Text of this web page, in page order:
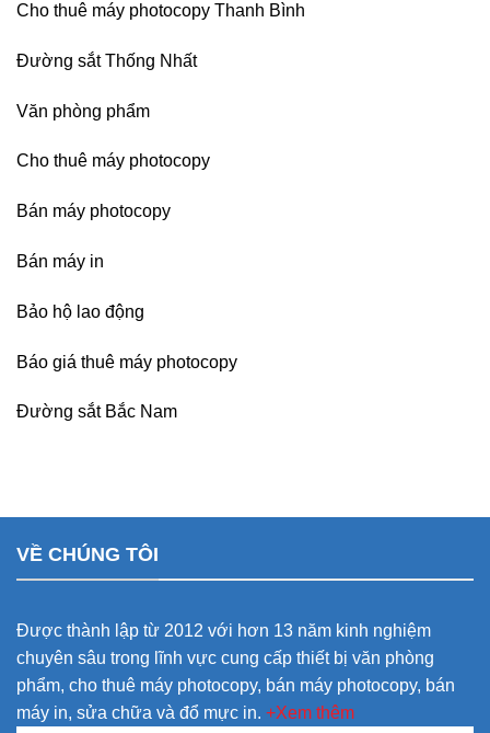
Cho thuê máy photocopy Thanh Bình
Đường sắt Thống Nhất
Văn phòng phẩm
Cho thuê máy photocopy
Bán máy photocopy
Bán máy in
Bảo hộ lao động
Báo giá thuê máy photocopy
Đường sắt Bắc Nam
VỀ CHÚNG TÔI
Được thành lập từ 2012 với hơn 13 năm kinh nghiệm
chuyên sâu trong lĩnh vực cung cấp thiết bị văn phòng
phẩm, cho thuê máy photocopy, bán máy photocopy, bán
máy in, sửa chữa và đổ mực in. +Xem thêm